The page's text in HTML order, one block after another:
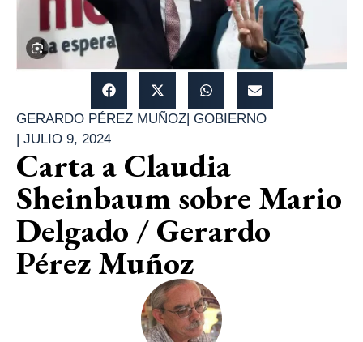
GERARDO PÉREZ MUÑOZ GOBIERNO
JULIO 9, 2024
Carta a Claudia
Sheinbaum sobre Mario
Delgado / Gerardo
Pérez Muñoz